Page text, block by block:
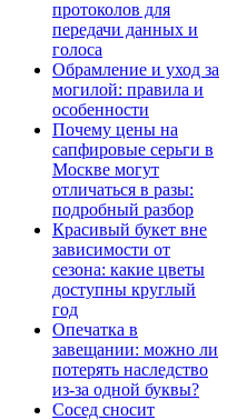
протоколов для
передачи данных и
голоса
Обрамление и уход за
могилой: правила и
особенности
Почему цены на
сапфировые серьги в
Москве могут
отличаться в разы:
подробный разбор
Красивый букет вне
зависимости от
сезона: какие цветы
доступны круглый
год
Опечатка в
завещании: можно ли
потерять наследство
из-за одной буквы?
Сосед сносит